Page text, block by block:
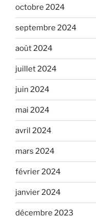
octobre 2024
septembre 2024
août 2024
juillet 2024
juin 2024
mai 2024
avril 2024
mars 2024
février 2024
janvier 2024
décembre 2023